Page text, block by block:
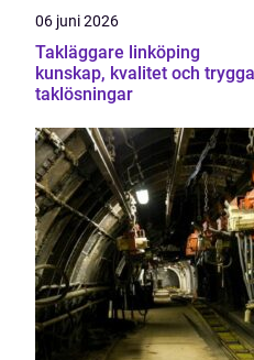
06 juni 2026
Takläggare linköping
kunskap, kvalitet och trygga
taklösningar